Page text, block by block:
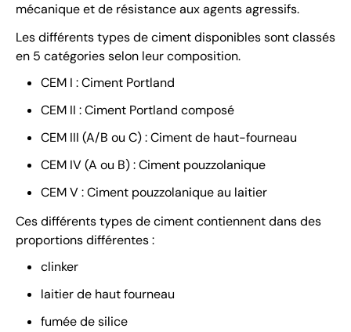
mécanique et de résistance aux agents agressifs.
Les différents types de ciment disponibles sont classés
en 5 catégories selon leur composition.
CEM I : Ciment Portland
CEM II : Ciment Portland composé
CEM III (A/B ou C) : Ciment de haut-fourneau
CEM IV (A ou B) : Ciment pouzzolanique
CEM V : Ciment pouzzolanique au laitier
Ces différents types de ciment contiennent dans des
proportions différentes :
clinker
laitier de haut fourneau
fumée de silice